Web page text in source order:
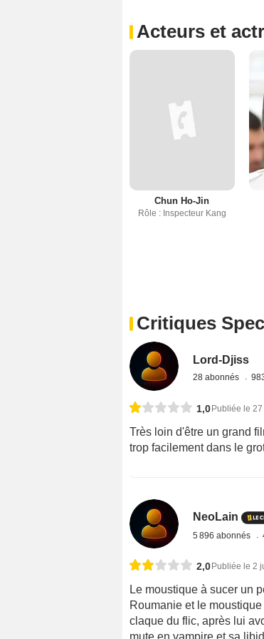
Acteurs et
Chun Ho-Jin
Rôle : Inspecteur Kang
Critiques
Lord-Djiss
28 abonnés
1,0 Publiée le
Très loin d'être un grand
trop facilement dans le
NeoLain
5 896 abonnés
2,0 Publiée le 2
Le moustique à sucer un
Roumanie et le
claque du flic, après lui